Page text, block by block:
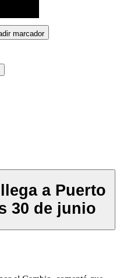
marcador
a Puerto
30 de junio